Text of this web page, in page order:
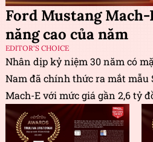
Ford Mustang
năng cao của năm
EDITOR'S CHOICE
Nhân dịp kỷ niệm 30 năm có
Nam đã chính thức ra mắt mẫu
Mach-E với mức giá gần 2,6 tỷ